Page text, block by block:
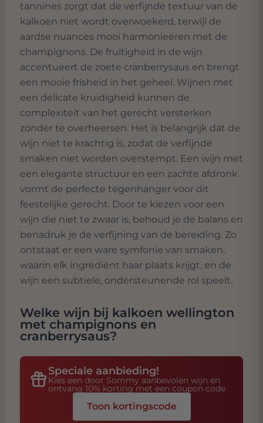
tannines zorgt dat de verfijnde textuur van de
kalkoen niet wordt overwoekerd, terwijl de
aardse nuances mooi harmonieëren met de
champignons. De fruitigheid in de wijn
accentueert de zoete cranberrysaus en brengt
een mooie frisheid in het geheel. Wijnen met
een delicate kruidigheid kunnen de
complexiteit van het gerecht versterken
zonder te overheersen. Het is belangrijk dat de
wijn niet te krachtig is, zodat de verfijnde
smaken niet worden overstempt. Een wijn met
een elegante structuur en een zachte afdronk
vormt de perfecte tegenhanger voor dit
feestelijke gerecht. Door te kiezen voor een
wijn die niet te zwaar is, behoud je de balans en
benadruk je de verfijning van de bereiding. Zo
ontstaat er een ware symfonie van smaken,
waarin elk ingrediënt haar plaats krijgt, en de
wijn een subtiele, ondersteunende rol speelt.
Welke wijn bij kalkoen wellington
met champignons en
cranberrysaus?
Speciale aanbieding!
Kies een door Sommy aanbevolen wijn en
ontvang 10% korting met een coupon code
Toon kortingscode